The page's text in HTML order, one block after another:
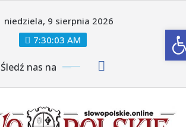
niedziela, 9 sierpnia 2026
7:30:05 AM
Śledź nas na